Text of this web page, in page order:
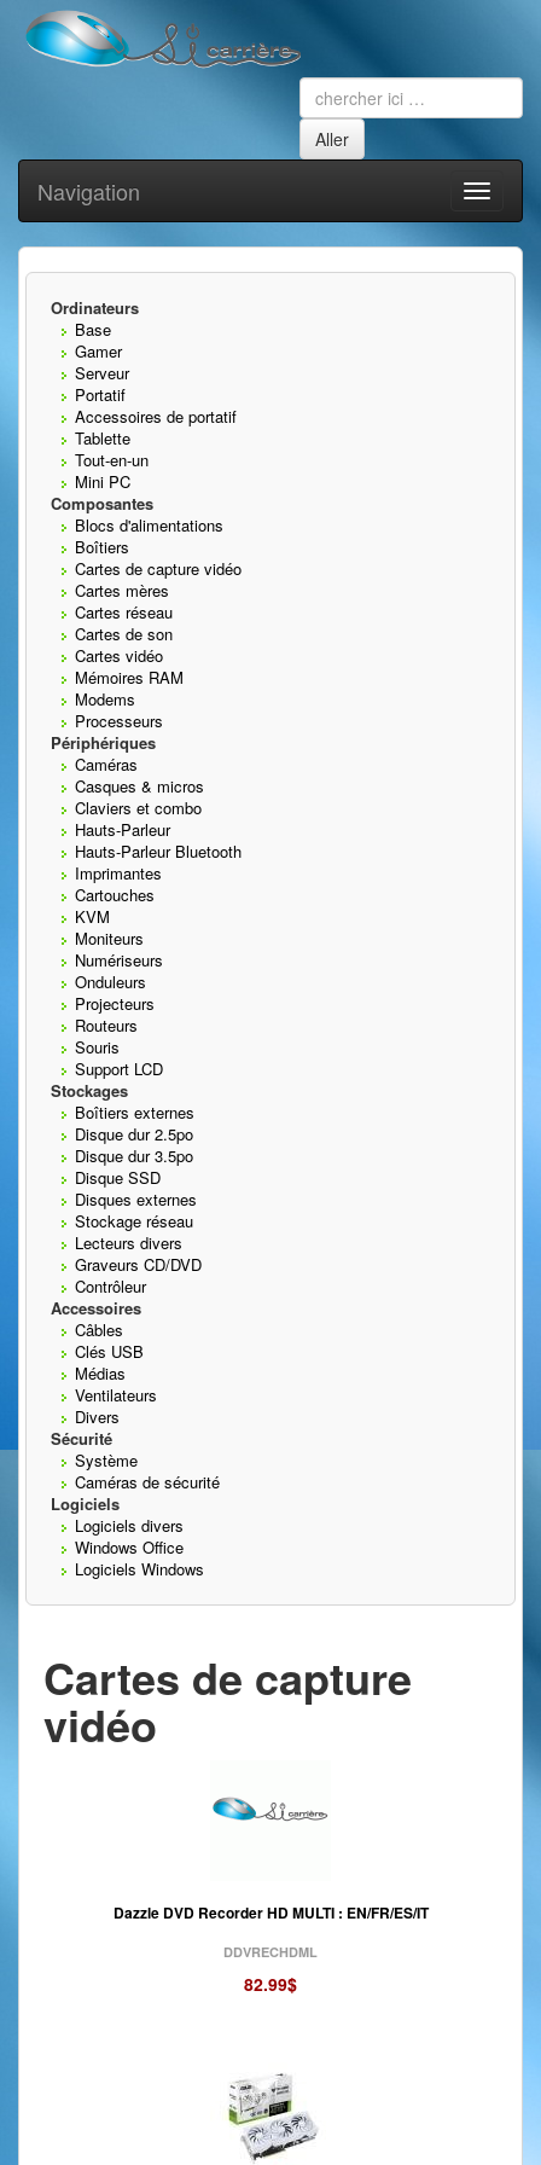
Toggle
Navigation
Ordinateurs
Base
Gamer
Serveur
Portatif
Accessoires de portatif
Tablette
Tout-en-un
Mini PC
Composantes
Blocs d'alimentations
Boîtiers
Cartes de capture vidéo
Cartes mères
Cartes réseau
Cartes de son
Cartes vidéo
Mémoires RAM
Modems
Processeurs
Périphériques
Caméras
Casques & micros
Claviers et combo
Hauts-Parleur
Hauts-Parleur Bluetooth
Imprimantes
Cartouches
KVM
Moniteurs
Numériseurs
Onduleurs
Projecteurs
Routeurs
Souris
Support LCD
Stockages
Boîtiers externes
Disque dur 2.5po
Disque dur 3.5po
Disque SSD
Disques externes
Stockage réseau
Lecteurs divers
Graveurs CD/DVD
Contrôleur
Accessoires
Câbles
Clés USB
Médias
Ventilateurs
Divers
Sécurité
Système
Caméras de sécurité
Logiciels
Logiciels divers
Windows Office
Logiciels Windows
Cartes de capture
vidéo
Dazzle DVD Recorder HD MULTI : EN/FR/ES/IT
DDVRECHDML
82.99$